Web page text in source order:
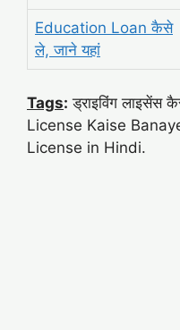
Education Loan कैसे
ले, जाने यहां
Tags: ड्राइविंग लाइसेंस
License Kaise
License in Hindi.